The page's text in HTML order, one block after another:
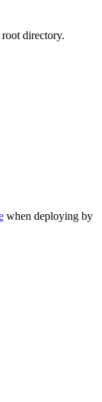
directory.
when deploying by